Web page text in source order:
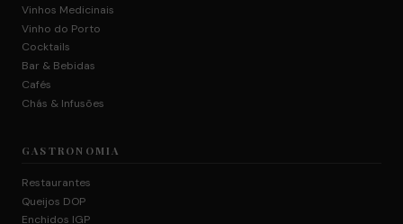
Vinhos Medicinais
Vinho do Porto
Cocktails
Bar & Bebidas
Cafés
Chás & Infusões
GASTRONOMIA
Restaurantes
Queijos DOP
Enchidos IGP